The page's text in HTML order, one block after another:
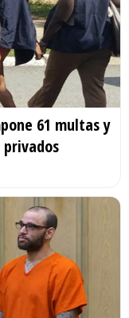
61 multas y